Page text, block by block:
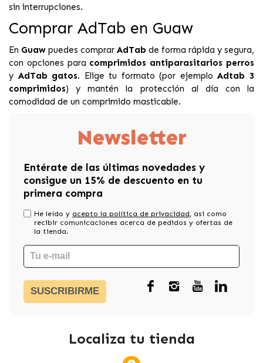
sin interrupciones.
Comprar AdTab en Guaw
En Guaw puedes comprar AdTab de forma rápida y segura,
con opciones para comprimidos antiparasitarios perros
y AdTab gatos. Elige tu formato (por ejemploAdtab 3
comprimidos) y mantén la protección al día con la
comodidad de un comprimido masticable.
Newsletter
Entérate de las últimas novedades y
consigue un 15% de descuento en tu
primera compra
He leído y acepto la política de privacidad, asi como
recibir comunicaciones acerca de pedidos y ofertas de
la tienda.
SUSCRIBIRME
Localiza tu tienda